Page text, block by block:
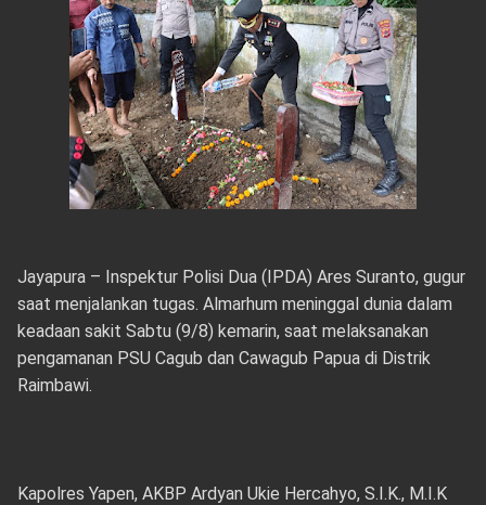
Jayapura – Inspektur Polisi Dua (IPDA) Ares Suranto, gugur
saat menjalankan tugas. Almarhum meninggal dunia dalam
keadaan sakit Sabtu (9/8) kemarin, saat melaksanakan
pengamanan PSU Cagub dan Cawagub Papua di Distrik
Raimbawi.
Kapolres Yapen, AKBP Ardyan Ukie Hercahyo, S.I.K., M.I.K